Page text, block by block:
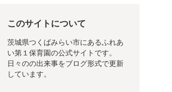
このサイトについて
茨城県つくばみらい市にあるふれあ
い第１保育園の公式サイトです。
日々のの出来事をブログ形式で更新
しています。